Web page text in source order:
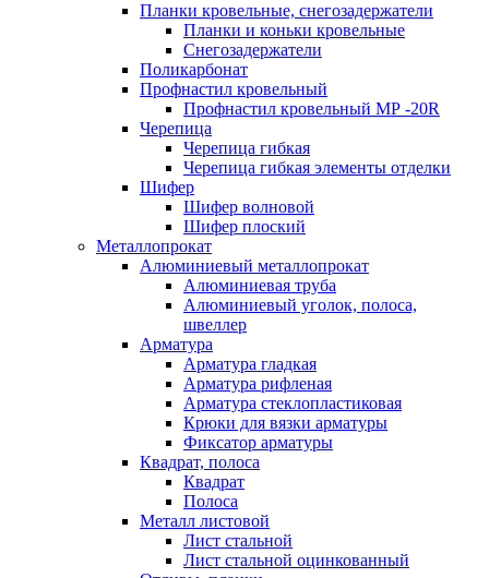
Планки кровельные, снегозадержатели
Планки и коньки кровельные
Снегозадержатели
Поликарбонат
Профнастил кровельный
Профнастил кровельный МР -20R
Черепица
Черепица гибкая
Черепица гибкая элементы отделки
Шифер
Шифер волновой
Шифер плоский
Металлопрокат
Алюминиевый металлопрокат
Алюминиевая труба
Алюминиевый уголок, полоса,
швеллер
Арматура
Арматура гладкая
Арматура рифленая
Арматура стеклопластиковая
Крюки для вязки арматуры
Фиксатор арматуры
Квадрат, полоса
Квадрат
Полоса
Металл листовой
Лист стальной
Лист стальной оцинкованный